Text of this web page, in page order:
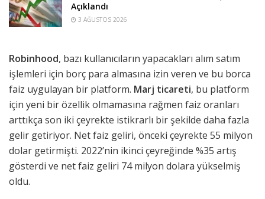
Açıklandı
3 AĞUSTOS 2026
Robinhood, bazı kullanıcıların yapacakları alım satım
işlemleri için borç para almasına izin veren ve bu borca
faiz uygulayan bir platform. Marj ticareti, bu platform
için yeni bir özellik olmamasına rağmen faiz oranları
arttıkça son iki çeyrekte istikrarlı bir şekilde daha fazla
gelir getiriyor. Net faiz geliri, önceki çeyrekte 55 milyon
dolar getirmişti. 2022’nin ikinci çeyreğinde %35 artış
gösterdi ve net faiz geliri 74 milyon dolara yükselmiş
oldu.